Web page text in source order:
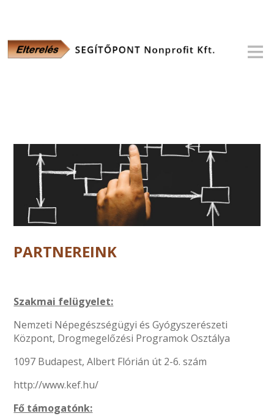
PARTNEREINK
Szakmai felügyelet:
Nemzeti Népegészségügyi és Gyógyszerészeti
Központ, Drogmegelőzési Programok Osztálya
1097 Budapest, Albert Flórián út 2-6. szám
http://www.kef.hu/
Fő támogatónk: